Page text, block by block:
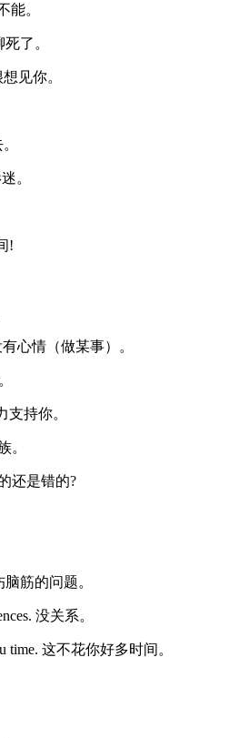
能。
了。
见你。
。
!
有心情（做某事）。
支持你。
。
还是错的?
脑筋的问题。
没关系。
time. 这不花你好多时间。